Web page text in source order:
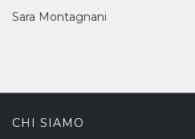
Sara Montagnani
CHI SIAMO